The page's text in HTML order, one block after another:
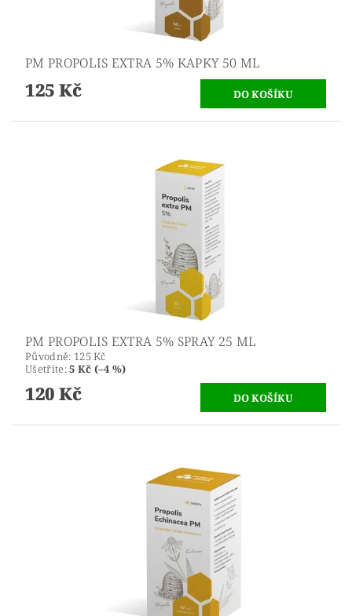
PM PROPOLIS EXTRA 5% KAPKY 50 ML
125 Kč
PM PROPOLIS EXTRA 5% SPRAY 25 ML
Původně: 125 Kč
Ušetříte:5 Kč (–4 %)
120 Kč